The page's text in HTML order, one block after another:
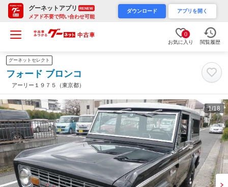
グーネットアプリ RENEW
メアド不要で問い合わせ可能
ダウンロード アプリを開く
0
お気に入り 閲覧履歴
グーネットセレクト
フォード ブロンコ
アーリー１９７５（東京都）
1/18